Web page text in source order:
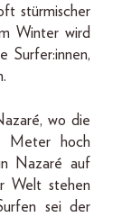
stürmischer
Winter wird
Surfer:innen,
wo die
Meter hoch
Nazaré auf
Welt stehen
sei der